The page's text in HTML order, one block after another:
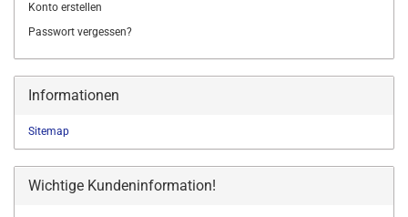
Konto erstellen
Passwort vergessen?
Informationen
Sitemap
Wichtige Kundeninformation!